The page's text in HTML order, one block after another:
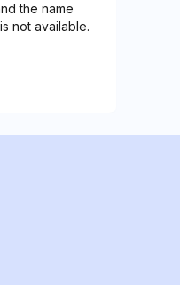
the name
not available.